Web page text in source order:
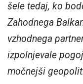
šele tedaj, ko
Zahodnega
vzhodnega
izpolnjevale
močnejši